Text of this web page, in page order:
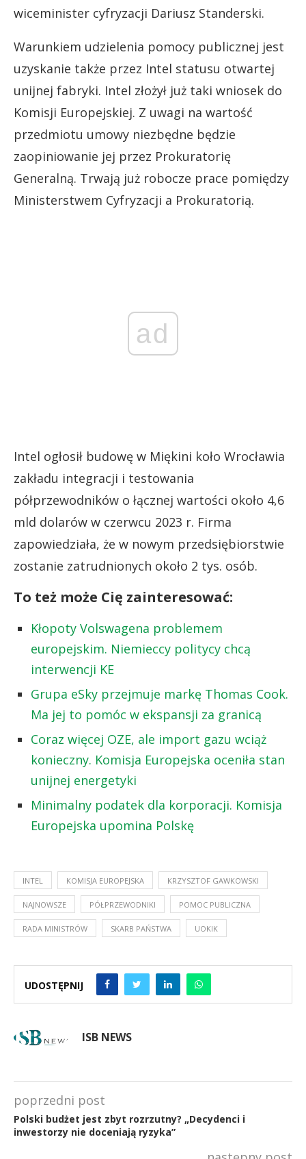
wiceminister cyfryzacji Dariusz Standerski.
Warunkiem udzielenia pomocy publicznej jest
uzyskanie także przez Intel statusu otwartej
unijnej fabryki. Intel złożył już taki wniosek do
Komisji Europejskiej. Z uwagi na wartość
przedmiotu umowy niezbędne będzie
zaopiniowanie jej przez Prokuratorię
Generalną. Trwają już robocze prace pomiędzy
Ministerstwem Cyfryzacji a Prokuratorią.
ad
Intel ogłosił budowę w Miękini koło Wrocławia
zakładu integracji i testowania
półprzewodników o łącznej wartości około 4,6
mld dolarów w czerwcu 2023 r. Firma
zapowiedziała, że w nowym przedsiębiorstwie
zostanie zatrudnionych około 2 tys. osób.
To też może Cię zainteresować:
Kłopoty Volswagena problemem
europejskim. Niemieccy politycy chcą
interwencji KE
Grupa eSky przejmuje markę Thomas Cook.
Ma jej to pomóc w ekspansji za granicą
Coraz więcej OZE, ale import gazu wciąż
konieczny. Komisja Europejska oceniła stan
unijnej energetyki
Minimalny podatek dla korporacji. Komisja
Europejska upomina Polskę
INTEL KOMISJA EUROPEJSKA KRZYSZTOF GAWKOWSKI
NAJNOWSZE PÓŁPRZEWODNIKI POMOC PUBLICZNA
RADA MINISTRÓW SKARB PAŃSTWA UOKIK
UDOSTĘPNIJ
ISB NEWS
poprzedni post
Polski budżet jest zbyt rozrzutny? „Decydenci i
inwestorzy nie doceniają ryzyka”